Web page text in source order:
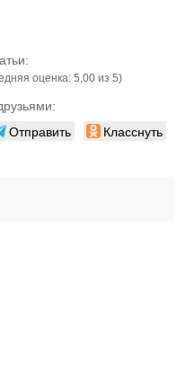
оценка: 5,00из 5)
Отправить Класснуть